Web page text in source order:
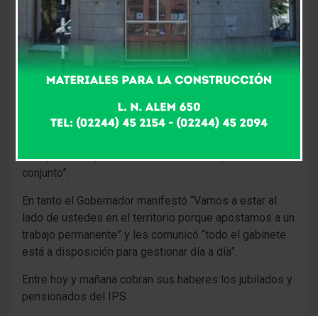
de La Plata donde varios intendentes de la provincia
mantuvieron un intercambio de opiniones, expresando
la mayoría sus primeras experiencias al mando de sus
distritos.
Gelené comentó “Estuvimos en una reunión de cierre
de año, me encontré con varios intendentes, con los
ministros, intercambiamos opiniones y charlamos de la
trabajo, donde prima la voluntad de trabajar en
conjunto”.
En tanto el Gobernador manifestó “Vamos a estar al
lado de ustedes en el territorio porque apostamos a un
trabajo permanente” y les comunicó “todo el gabinete
está a disposición para gestionar día a día”.
Entre hoy y mañana cobran sus haberes los jubilados y
pensionados del IPS